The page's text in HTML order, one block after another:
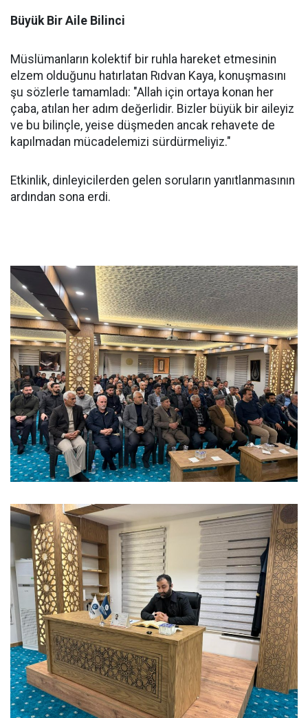
Büyük Bir Aile Bilinci
Müslümanların kolektif bir ruhla hareket etmesinin
elzem olduğunu hatırlatan Rıdvan Kaya, konuşmasını
şu sözlerle tamamladı: "Allah için ortaya konan her
çaba, atılan her adım değerlidir. Bizler büyük bir aileyiz
ve bu bilinçle, yeise düşmeden ancak rehavete de
kapılmadan mücadelemizi sürdürmeliyiz."
Etkinlik, dinleyicilerden gelen soruların yanıtlanmasının
ardından sona erdi.